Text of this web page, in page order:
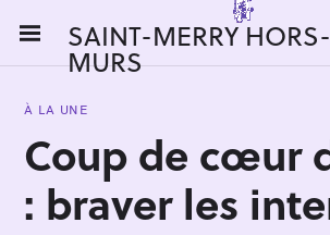
i
SAINT-MERRY
MURS
À LA UNE
Coup de cœur
: braver les